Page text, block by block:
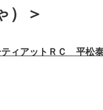
）＞
ィアットＲＣ 平松